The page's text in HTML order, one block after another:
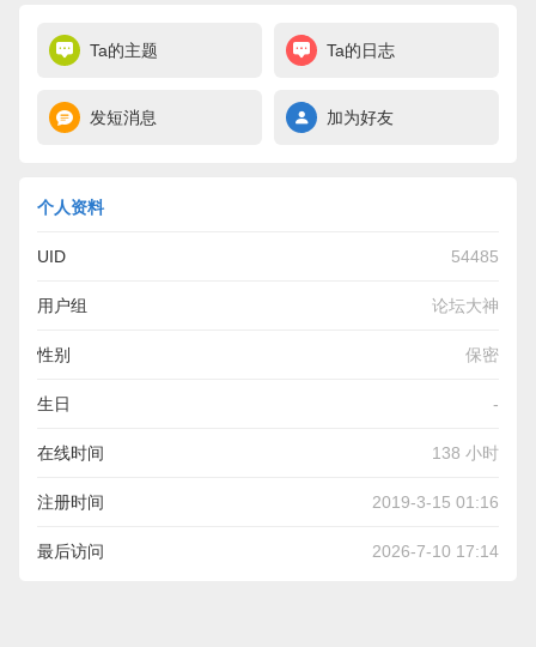
Ta的主题 Ta的日志
发短消息 加为好友
个人资料
UID 54485
用户组 论坛大神
性别 保密
生日 -
在线时间 138 小时
注册时间 2019-3-15 01:16
最后访问 2026-7-10 17:14